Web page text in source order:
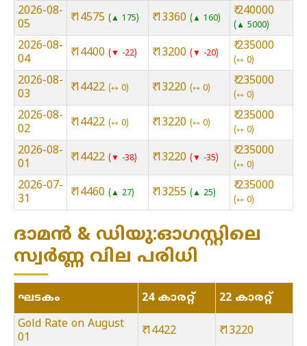
2026-08-
05
₹ 14575 ▲ 175 ₹ 13360 ▲ 160
₹ 240000
▲ 5000
2026-08-
04
₹ 14400 ▼ -22 ₹ 13200 ▼ -20
₹ 235000
⇿ 0
2026-08-
03
₹ 14422 ⇿ 0 ₹ 13220 ⇿ 0
₹ 235000
⇿ 0
2026-08-
02
₹ 14422 ⇿ 0 ₹ 13220 ⇿ 0
₹ 235000
⇿ 0
2026-08-
01
₹ 14422 ▼ -38 ₹ 13220 ▼ -35
₹ 235000
⇿ 0
2026-07-
31
₹ 14460 ▲ 27 ₹ 13255 ▲ 25
₹ 235000
⇿ 0
ദാമൻ & ഡിയു:ഓഗസ്റ്റിലെ
സ്വർണ്ണ വില പരിധി
ഘടകം 24 കാരറ്റ്
22 കാരറ്റ്
Gold Rate on August
01
₹ 14422 ₹ 13220